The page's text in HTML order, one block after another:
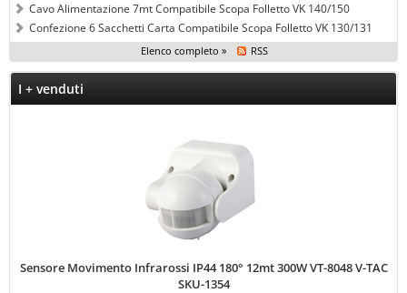
Cavo Alimentazione 7mt Compatibile Scopa Folletto VK 140/150
Confezione 6 Sacchetti Carta Compatibile Scopa Folletto VK 130/131
Elenco completo » RSS
I + venduti
Sensore Movimento Infrarossi IP44 180° 12mt 300W VT-8048 V-TAC
SKU-1354